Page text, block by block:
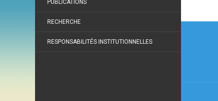
PUBLICATIONS
RECHERCHE
RESPONSABILITÉS INSTITUTIONNELLES